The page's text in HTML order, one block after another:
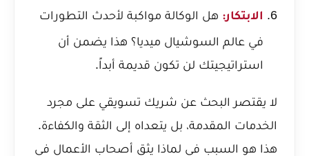
الابتكار: هل الوكالة مواكبة لأحدث التطورات
في عالم السوشيال ميديا؟ هذا يضمن أن
استراتيجيتك لن تكون قديمة أبداً.
لا يقتصر البحث عن شريك تسويقي على مجرد
الخدمات المقدمة، بل يتعداه إلى الثقة والكفاءة.
هذا هو السبب في لماذا يثق أصحاب الأعمال في